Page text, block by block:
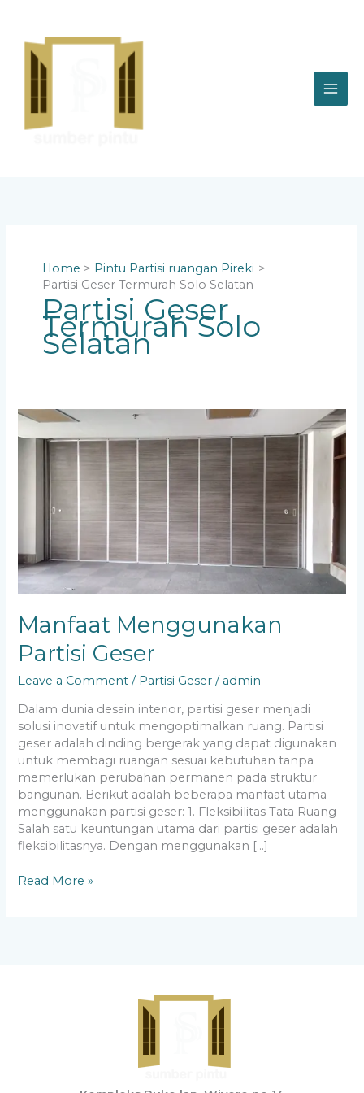
content
Home
Pintu Partisi ruangan Pireki
Partisi Geser Termurah Solo Selatan
Partisi Geser
Termurah Solo
Selatan
Manfaat Menggunakan
Partisi Geser
Leave a Comment / Partisi Geser / admin
Dalam dunia desain interior, partisi geser menjadi
solusi inovatif untuk mengoptimalkan ruang. Partisi
geser adalah dinding bergerak yang dapat digunakan
untuk membagi ruangan sesuai kebutuhan tanpa
memerlukan perubahan permanen pada struktur
bangunan. Berikut adalah beberapa manfaat utama
menggunakan partisi geser: 1. Fleksibilitas Tata Ruang
Salah satu keuntungan utama dari partisi geser adalah
fleksibilitasnya. Dengan menggunakan […]
Manfaat
Menggunakan
Partisi
Read More »